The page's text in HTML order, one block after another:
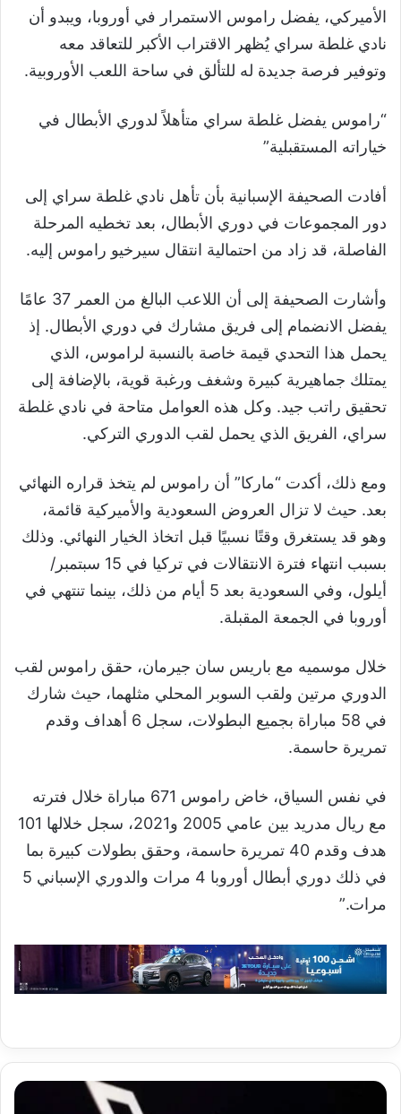
الأميركي، يفضل راموس الاستمرار في أوروبا، ويبدو أن
نادي غلطة سراي يُظهر الاقتراب الأكبر للتعاقد معه
وتوفير فرصة جديدة له للتألق في ساحة اللعب الأوروبية.
“راموس يفضل غلطة سراي متأهلاً لدوري الأبطال في
خياراته المستقبلية”
أفادت الصحيفة الإسبانية بأن تأهل نادي غلطة سراي إلى
دور المجموعات في دوري الأبطال، بعد تخطيه المرحلة
الفاصلة، قد زاد من احتمالية انتقال سيرخيو راموس إليه.
وأشارت الصحيفة إلى أن اللاعب البالغ من العمر 37 عامًا
يفضل الانضمام إلى فريق مشارك في دوري الأبطال. إذ
يحمل هذا التحدي قيمة خاصة بالنسبة لراموس، الذي
يمتلك جماهيرية كبيرة وشغف ورغبة قوية، بالإضافة إلى
تحقيق راتب جيد. وكل هذه العوامل متاحة في نادي غلطة
سراي، الفريق الذي يحمل لقب الدوري التركي.
ومع ذلك، أكدت “ماركا” أن راموس لم يتخذ قراره النهائي
بعد. حيث لا تزال العروض السعودية والأميركية قائمة،
وهو قد يستغرق وقتًا نسبيًا قبل اتخاذ الخيار النهائي. وذلك
بسبب انتهاء فترة الانتقالات في تركيا في 15 سبتمبر/
أيلول، وفي السعودية بعد 5 أيام من ذلك، بينما تنتهي في
أوروبا في الجمعة المقبلة.
خلال موسميه مع باريس سان جيرمان، حقق راموس لقب
الدوري مرتين ولقب السوبر المحلي مثلهما، حيث شارك
في 58 مباراة بجميع البطولات، سجل 6 أهداف وقدم
تمريرة حاسمة.
في نفس السياق، خاض راموس 671 مباراة خلال فترته
مع ريال مدريد بين عامي 2005 و2021، سجل خلالها 101
هدف وقدم 40 تمريرة حاسمة، وحقق بطولات كبيرة بما
في ذلك دوري أبطال أوروبا 4 مرات والدوري الإسباني 5
مرات.”
خطط